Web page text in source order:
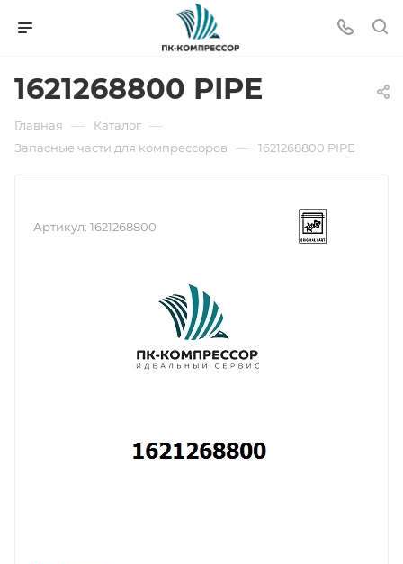
1621268800 PIPE
Главная — Каталог —
Запасные части для компрессоров — 1621268800 PIPE
Артикул: 1621268800